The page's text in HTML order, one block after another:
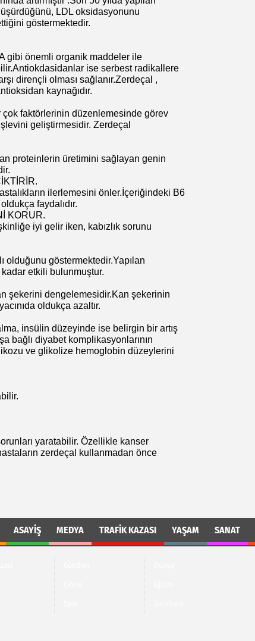
LDL oksidasyonunu
göstermektedir.
gibi önemli organik maddeler ile
ise serbest radikallere
dirençli olması sağlanır.Zerdeçal ,
kaynağıdır.
çok faktörlerinin düzenlemesinde görev
geliştirmesidir. Zerdeçal
proteinlerin üretimini sağlayan genin
ilerlemesini önler.İçeriğindeki B6
faydalıdır.
KORUR.
iyi gelir iken, kabızlık sorunu
olduğunu göstermektedir.Yapılan
etkili bulunmuştur.
şekerini dengelemesidir.Kan şekerinin
oldukça azaltır.
insülin düzeyinde ise belirgin bir artış
bağlı diyabet komplikasyonlarının
ve glikolize hemoglobin düzeylerini
yaratabilir. Özellikle kanser
zerdeçal kullanmadan önce
ASAYIŞ MEDYA TRAFIK KAZASI YAŞAM SANAT